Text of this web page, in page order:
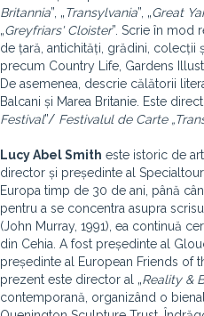
Britannia”, „Transylvania”, „Great
„Greyfriars' Cloister”. Scrie în mod
de țară, antichități, grădini, colecții
precum Country Life, Gardens
De asemenea, descrie călătorii
Balcani și Marea Britanie. Este
Festival”/ Festivalul de Carte
Lucy Abel Smith este istoric de
director și președinte al
Europa timp de 30 de ani, până
pentru a se concentra asupra
(John Murray, 1991), ea continuă
din Cehia. A fost președinte al
președinte al European Friends of
prezent este director al „Reality &
contemporană, organizând o